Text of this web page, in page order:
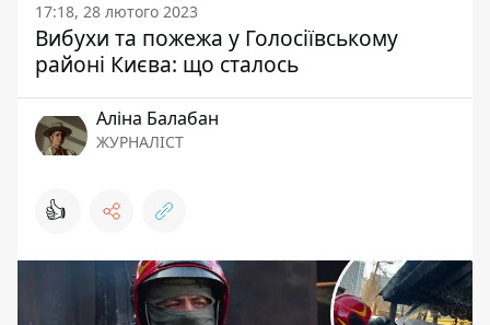
17:18, 28 лютого 2023
Вибухи та пожежа у Голосіївському
районі Києва: що сталось
Аліна Балабан
ЖУРНАЛІСТ
👍